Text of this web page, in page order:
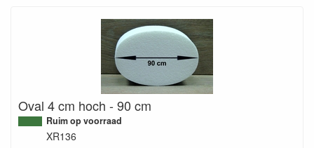
Oval 4 cm hoch - 90 cm
Ruim op voorraad
XR136